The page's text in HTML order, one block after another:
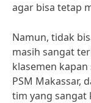
agar bisa tetap
Namun, tidak
masih sangat
klasemen
PSM Makassar,
tim yang